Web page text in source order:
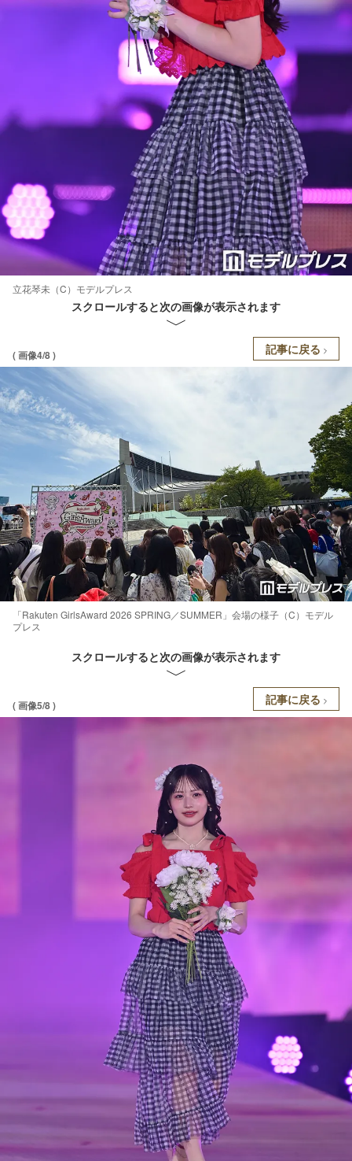
立花琴未（C）モデルプレス
スクロールすると次の画像が表示されます
( 画像4/8 ) 記事に戻る
「Rakuten GirlsAward 2026 SPRING／SUMMER」会場の様子（C）モデル
プレス
スクロールすると次の画像が表示されます
( 画像5/8 ) 記事に戻る